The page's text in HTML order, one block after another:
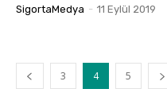
SigortaMedya - 11 Eylül 2019
3 4 5